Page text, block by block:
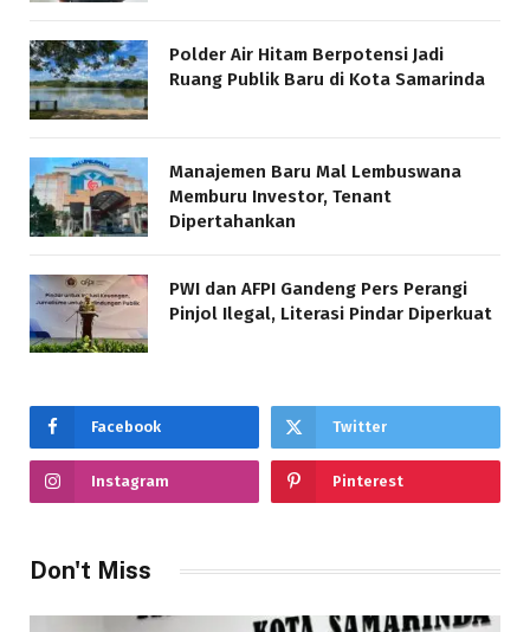
Polder Air Hitam Berpotensi Jadi
Ruang Publik Baru di Kota Samarinda
Manajemen Baru Mal Lembuswana
Memburu Investor, Tenant
Dipertahankan
PWI dan AFPI Gandeng Pers Perangi
Pinjol Ilegal, Literasi Pindar Diperkuat
Facebook Twitter
Instagram Pinterest
Don't Miss